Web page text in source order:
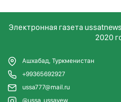
Электронная газета
2020
Ашхабад, Туркменистан
+99365692927
ussa777@mail.ru
@ussa_ussayew